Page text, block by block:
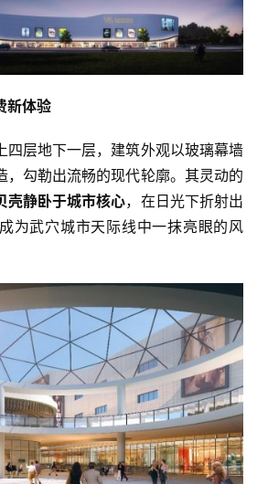
新体验
四层地下一层，建筑外观以玻璃幕墙
，勾勒出流畅的现代轮廓。其灵动的
壳静卧于城市核心，在日光下折射出
为武穴城市天际线中一抹亮眼的风